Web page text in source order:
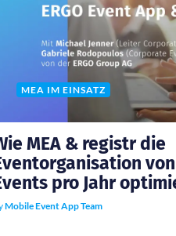
MEA IM EINSATZ
MEA & registr die
von
pro Jahr
Mobile Event App Team